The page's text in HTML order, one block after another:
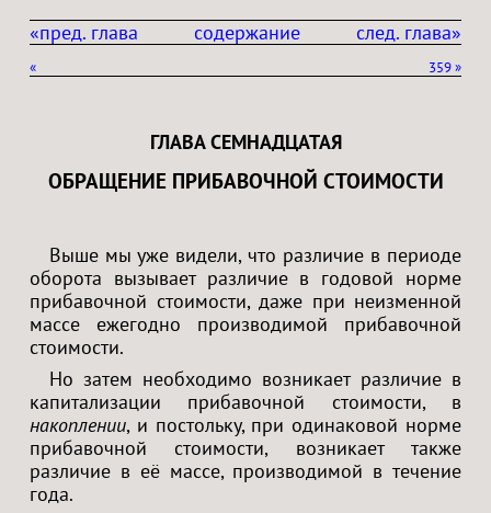
«пред. глава след. глава»
содержание
« »
359
ГЛАВА СЕМНАДЦАТАЯ
ОБРАЩЕНИЕ ПРИБАВОЧНОЙ СТОИМОСТИ
Выше мы уже видели, что различие в периоде
оборота вызывает различие в годовой норме
прибавочной стоимости, даже при неизменной
массе ежегодно производимой прибавочной
стоимости.
Но затем необходимо возникает различие в
капитализации прибавочной стоимости, в
накоплении, и постольку, при одинаковой норме
прибавочной стоимости, возникает также
различие в её массе, производимой в течение
года.